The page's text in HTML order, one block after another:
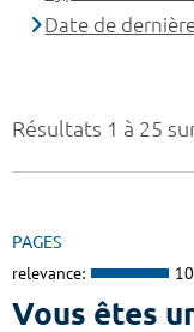
Résultats 1 à 25
PAGES
relevance:
Vous êtes
Date de